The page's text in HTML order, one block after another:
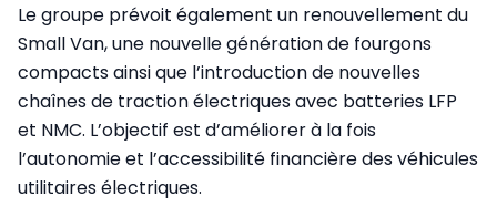
Le groupe prévoit également un renouvellement du
Small Van, une nouvelle génération de fourgons
compacts ainsi que l’introduction de nouvelles
chaînes de traction électriques avec batteries LFP
et NMC. L’objectif est d’améliorer à la fois
l’autonomie et l’accessibilité financière des véhicules
utilitaires électriques.